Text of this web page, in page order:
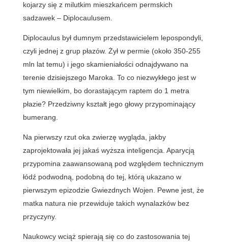
kojarzy się z milutkim mieszkańcem permskich
sadzawek – Diplocaulusem.
Diplocaulus był dumnym przedstawicielem lepospondyli,
czyli jednej z grup płazów. Żył w permie (około 350-255
mln lat temu) i jego skamieniałości odnajdywano na
terenie dzisiejszego Maroka. To co niezwykłego jest w
tym niewielkim, bo dorastającym raptem do 1 metra
płazie? Przedziwny kształt jego głowy przypominający
bumerang.
Na pierwszy rzut oka zwierzę wygląda, jakby
zaprojektowała jej jakaś wyższa inteligencja. Aparycją
przypomina zaawansowaną pod względem technicznym
łódź podwodną, podobną do tej, którą ukazano w
pierwszym epizodzie Gwiezdnych Wojen. Pewne jest, że
matka natura nie przewiduje takich wynalazków bez
przyczyny.
Naukowcy wciąż spierają się co do zastosowania tej